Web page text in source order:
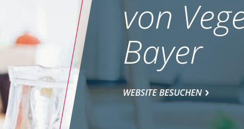
von
Bayer
WEBSITE BESUCHEN